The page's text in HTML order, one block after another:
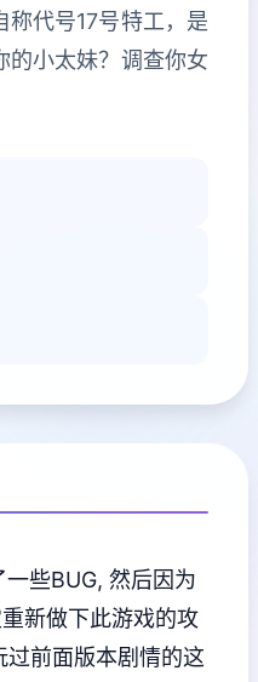
代号17号特工，是
的小太妹？调查你女
些BUG, 然后因为
新做下此游戏的攻
前面版本剧情的这